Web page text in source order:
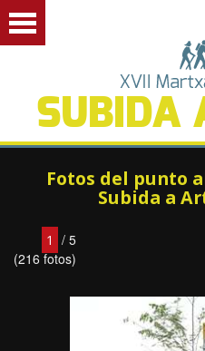
SUBIDA
Fotos del punto
Subida a
1
/ 5
(216 fotos)